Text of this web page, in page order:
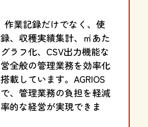
作業記録だけでなく、使
、収穫実績集計、㎡あた
ラフ化、CSV出力機能な
全般の管理業務を効率化
載しています。AGRIOS
、管理業務の負担を軽減
的な経営が実現できま